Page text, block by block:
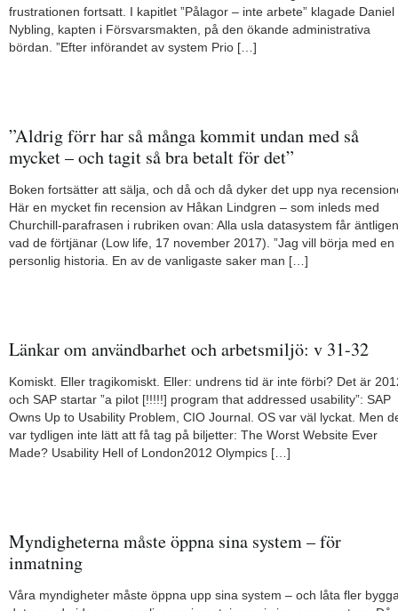
frustrationen fortsatt. I kapitlet ”Pålagor – inte arbete” klagade Daniel
Nybling, kapten i Försvarsmakten, på den ökande administrativa
bördan. ”Efter införandet av system Prio […]
”Aldrig förr har så många kommit undan med så
mycket – och tagit så bra betalt för det”
Boken fortsätter att sälja, och då och då dyker det upp nya
Här en mycket fin recension av Håkan Lindgren – som inleds med
Churchill-parafrasen i rubriken ovan: Alla usla datasystem får äntligen
vad de förtjänar (Low life, 17 november 2017). ”Jag vill börja med en
personlig historia. En av de vanligaste saker man […]
Länkar om användbarhet och arbetsmiljö: v 31-32
Komiskt. Eller tragikomiskt. Eller: undrens tid är inte förbi? Det är
och SAP startar ”a pilot [!!!!!] program that addressed usability”: SAP
Owns Up to Usability Problem, CIO Journal. OS var väl lyckat. Men
var tydligen inte lätt att få tag på biljetter: The Worst Website Ever
Made? Usability Hell of London2012 Olympics […]
Myndigheterna måste öppna sina system – för
inmatning
Våra myndigheter måste öppna upp sina system – och låta fler